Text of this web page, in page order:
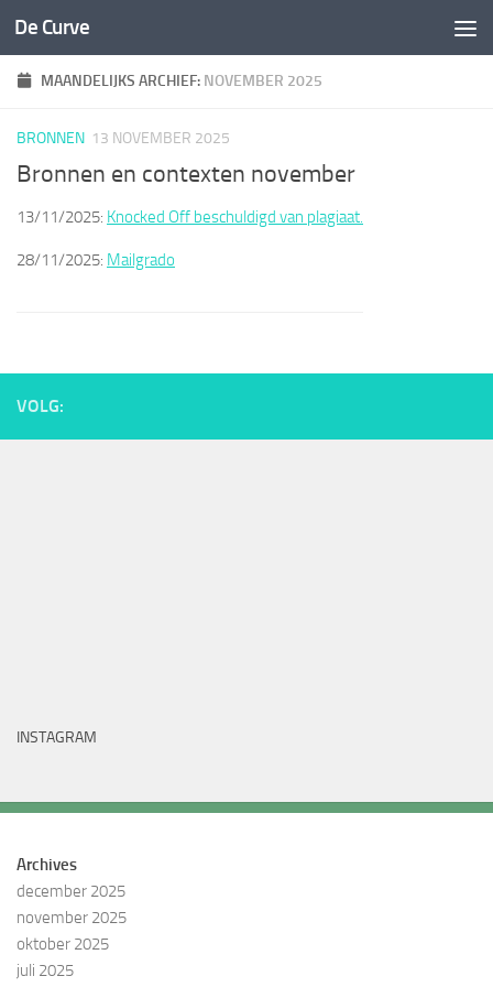
Spring naar de inhoud
De Curve
MAANDELIJKS ARCHIEF: NOVEMBER 2025
BRONNEN 13 NOVEMBER 2025
Bronnen en contexten november
13/11/2025: Knocked Off beschuldigd van plagiaat.
28/11/2025: Mailgrado
VOLG:
INSTAGRAM
Archives
december 2025
november 2025
oktober 2025
juli 2025